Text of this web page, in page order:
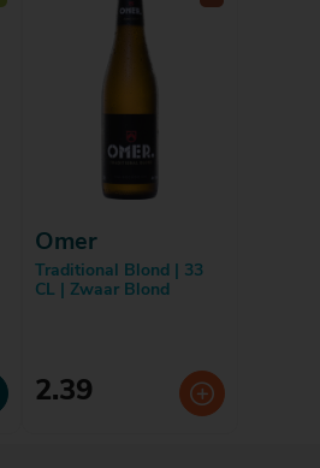
Omer
Traditional Blond | 33
CL | Zwaar Blond
2.39